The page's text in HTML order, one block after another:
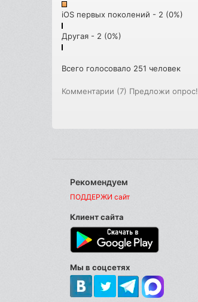
iOS первых поколений - 2 (0%)
Другая - 2 (0%)
Всего голосовало 251 человек
Комментарии (7) Предложи опрос!
Рекомендуем
ПОДДЕРЖИ сайт
Клиент сайта
Мы в соцсетях